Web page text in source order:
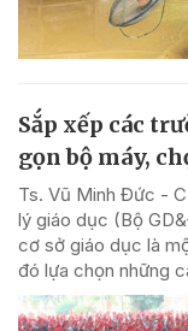
Sắp xếp các
gọn bộ máy,
Ts. Vũ Minh Đức -
lý giáo dục (Bộ
cơ sở giáo dục là
đó lựa chọn những